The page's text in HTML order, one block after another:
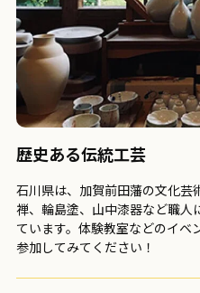
歴史ある伝統工芸
石川県は、加賀前田藩の文化芸
禅、輪島塗、山中漆器など職人
ています。体験教室などのイベ
参加してみてください！